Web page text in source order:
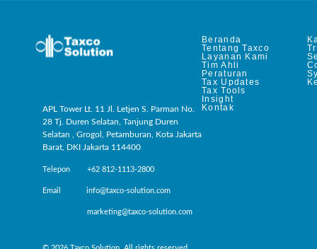
APL Tower Lt. 11 Jl. Letjen S. Parman No.
28 Tj. Duren Selatan, Tanjung Duren
Selatan , Grogol, Petamburan, Kota Jakarta
Barat, DKI Jakarta 114400
Telepon +62 812-1113-2800
Email info@taxco-solution.com
marketing@taxco-solution.com
Beranda
Tentang Taxco
Layanan Kami
Tim Ahli
Peraturan
Tax Updates
Tax Tools
Insight
Kontak